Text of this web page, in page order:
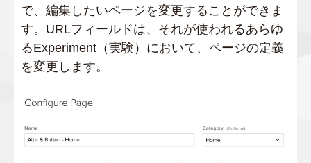
で、編集したいページを変更することができま
す。URLフィールドは、それが使われるあらゆ
るExperiment（実験）において、ページの定義
を変更します。